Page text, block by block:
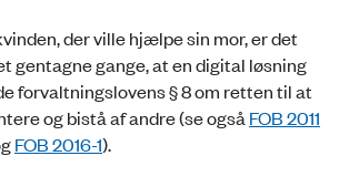
der ville hjælpe sin mor, er det
gentagne gange, at en digital løsning
forvaltningslovens § 8 om retten til at
og bistå af andre (se også FOB 2011
FOB 2016-1).